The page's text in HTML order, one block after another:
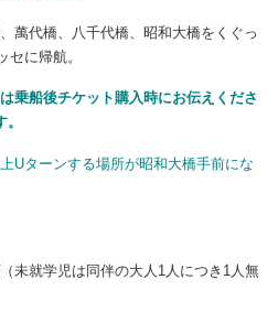
萬代橋、八千代橋、昭和大橋をくぐっ
に帰航。
乗船後チケット購入時にお伝えくださ
Uターンする場所が昭和大橋手前にな
（未就学児は同伴の大人1人につき1人無